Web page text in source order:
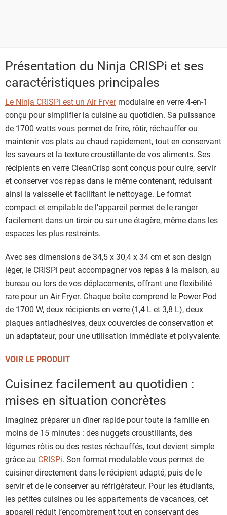
Présentation du Ninja CRISPi et ses
caractéristiques principales
Le Ninja CRISPi est un Air Fryermodulaire en verre 4-en-1
conçu pour simplifier la cuisine au quotidien. Sa puissance
de 1700 watts vous permet de frire, rôtir, réchauffer ou
maintenir vos plats au chaud rapidement, tout en conservant
les saveurs et la texture croustillante de vos aliments. Ses
récipients en verre CleanCrisp sont conçus pour cuire, servir
et conserver vos repas dans le même contenant, réduisant
ainsi la vaisselle et facilitant le nettoyage. Le format
compact et empilable de l’appareil permet de le ranger
facilement dans un tiroir ou sur une étagère, même dans les
espaces les plus restreints.
Avec ses dimensions de 34,5 x 30,4 x 34 cm et son design
léger, le CRISPi peut accompagner vos repas à la maison, au
bureau ou lors de vos déplacements, offrant une flexibilité
rare pour un Air Fryer. Chaque boîte comprend le Power Pod
de 1700 W, deux récipients en verre (1,4 L et 3,8 L), deux
plaques antiadhésives, deux couvercles de conservation et
un adaptateur, pour une utilisation immédiate et polyvalente.
VOIR LE PRODUIT
Cuisinez facilement au quotidien :
mises en situation concrètes
Imaginez préparer un dîner rapide pour toute la famille en
moins de 15 minutes : des nuggets croustillants, des
légumes rôtis ou des restes réchauffés, tout devient simple
grâce au CRISPi. Son format modulable vous permet de
cuisiner directement dans le récipient adapté, puis de le
servir et de le conserver au réfrigérateur. Pour les étudiants,
les petites cuisines ou les appartements de vacances, cet
appareil réduit l’encombrement tout en conservant des